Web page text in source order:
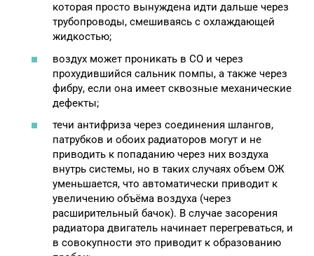
которая просто вынуждена идти дальше через
трубопроводы, смешиваясь с охлаждающей
жидкостью;
воздух может проникать в СО и через
прохудившийся сальник помпы, а также через
фибру, если она имеет сквозные механические
дефекты;
течи антифриза через соединения шлангов,
патрубков и обоих радиаторов могут и не
приводить к попаданию через них воздуха
внутрь системы, но в таких случаях объем ОЖ
уменьшается, что автоматически приводит к
увеличению объёма воздуха (через
расширительный бачок). В случае засорения
радиатора двигатель начинает перегреваться, и
в совокупности это приводит к образованию